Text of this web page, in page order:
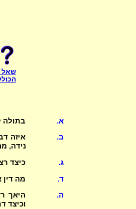
שאל
א. בתולה
ב.
איזה
נידה,
ג. כיצד
ד. מה דין
ה.
היאך
וכיצד